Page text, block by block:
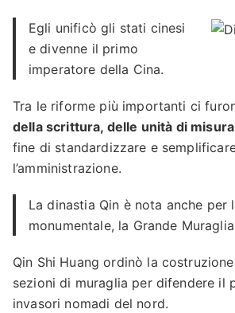
Egli unificò gli stati cinesi
e divenne il primo
imperatore della Cina.
Tra le riforme più importanti ci
della scrittura, delle unità di
fine di standardizzare e
l’amministrazione.
La dinastia Qin è nota anche per
monumentale, la Grande
Qin Shi Huang ordinò la
sezioni di muraglia per difendere il
invasori nomadi del nord.